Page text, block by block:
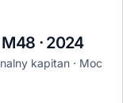
· 2024
kapitan
Moc